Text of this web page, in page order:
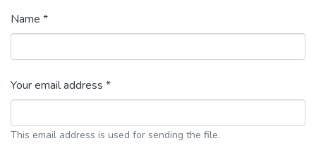
Name *
Your email address *
This email address is used for sending the file.